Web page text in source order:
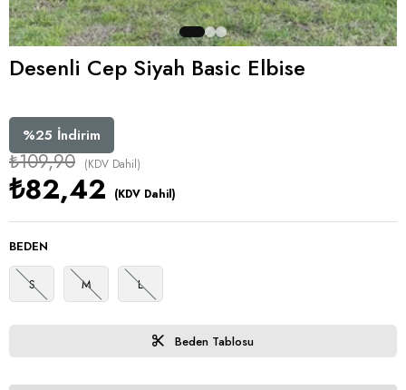
Desenli Cep Siyah Basic Elbise
%25 İndirim
₺109,90 (KDV Dahil)
₺82,42 (KDV Dahil)
BEDEN
S M L
Beden Tablosu